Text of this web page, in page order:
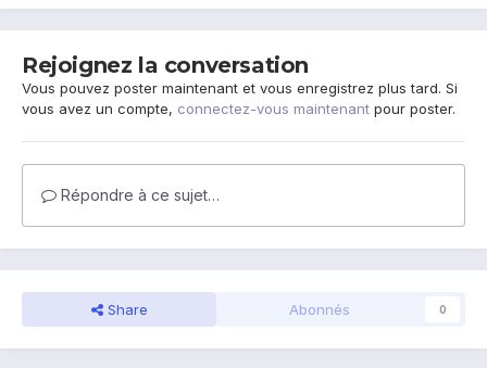
Rejoignez la conversation
Vous pouvez poster maintenant et vous enregistrez plus tard. Si
vous avez un compte, connectez-vous maintenant pour poster.
Répondre à ce sujet…
Share Abonnés 0